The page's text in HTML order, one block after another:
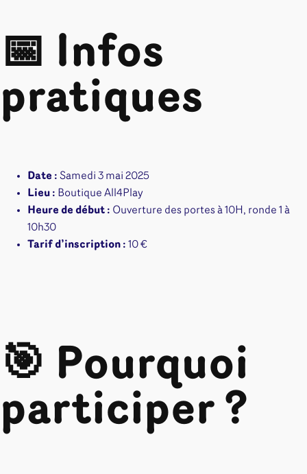
📅 Infos
pratiques
Date : Samedi 3 mai 2025
Lieu : Boutique All4Play
Heure de début : Ouverture des portes à 10H, ronde 1 à
10h30
Tarif d’inscription : 10 €
🎯 Pourquoi
participer ?